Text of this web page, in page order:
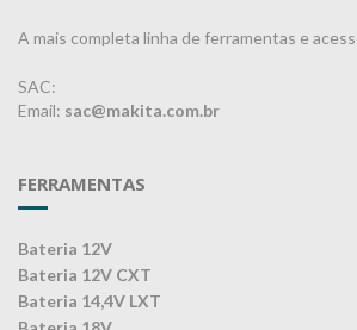
A mais completa linha de ferramentas e
SAC:
Email: sac@makita.com.br
FERRAMENTAS
Bateria 12V
Bateria 12V CXT
Bateria 14,4V LXT